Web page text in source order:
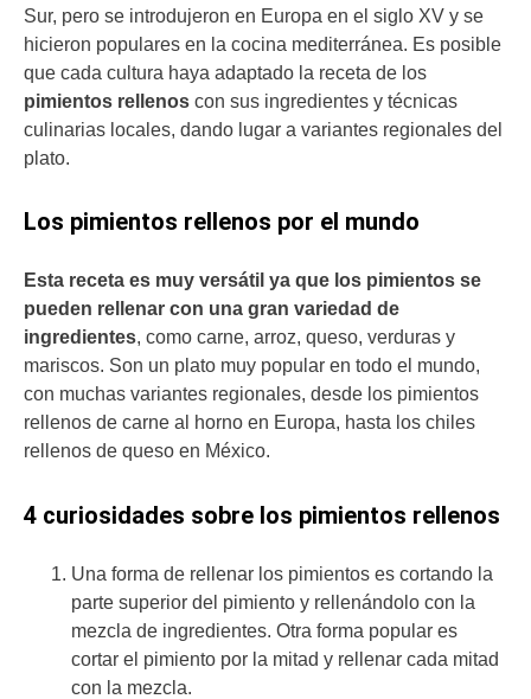
Sur, pero se introdujeron en Europa en el siglo XV y se
hicieron populares en la cocina mediterránea. Es posible
que cada cultura haya adaptado la receta de los
pimientos rellenos con sus ingredientes y técnicas
culinarias locales, dando lugar a variantes regionales del
plato.
Los pimientos rellenos por el mundo
Esta receta es muy versátil ya que los pimientos se
pueden rellenar con una gran variedad de
ingredientes, como carne, arroz, queso, verduras y
mariscos. Son un plato muy popular en todo el mundo,
con muchas variantes regionales, desde los pimientos
rellenos de carne al horno en Europa, hasta los chiles
rellenos de queso en México.
4 curiosidades sobre los pimientos rellenos
Una forma de rellenar los pimientos es cortando la
parte superior del pimiento y rellenándolo con la
mezcla de ingredientes. Otra forma popular es
cortar el pimiento por la mitad y rellenar cada mitad
con la mezcla.